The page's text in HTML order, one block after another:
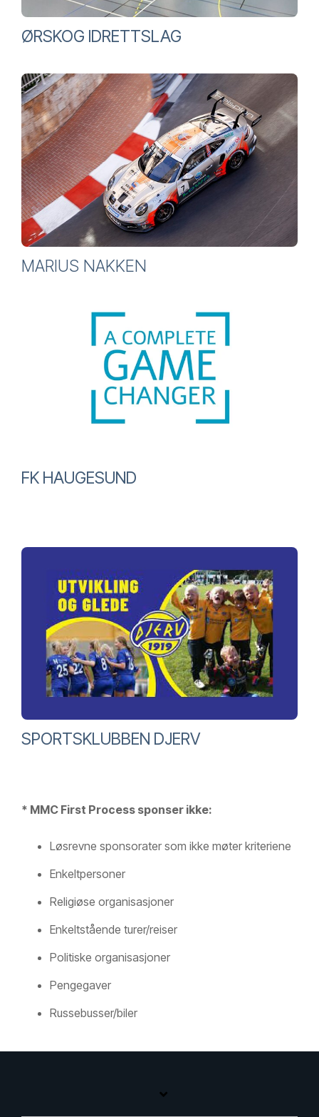
ØRSKOG IDRETTSLAG
MARIUS NAKKEN
FK HAUGESUND
SPORTSKLUBBEN DJERV
* MMC First Process sponser ikke:
Løsrevne sponsorater som ikke møter kriteriene
Enkeltpersoner
Religiøse organisasjoner
Enkeltstående turer/reiser
Politiske organisasjoner
Pengegaver
Russebusser/biler